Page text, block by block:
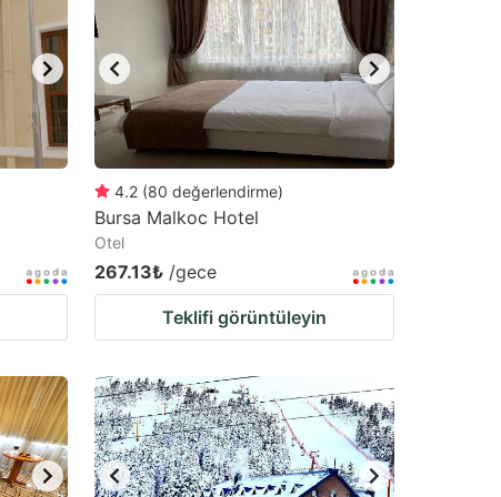
4.2 (80 değerlendirme)
Bursa Malkoc Hotel
Otel
267.13₺ /gece
Teklifi görüntüleyin